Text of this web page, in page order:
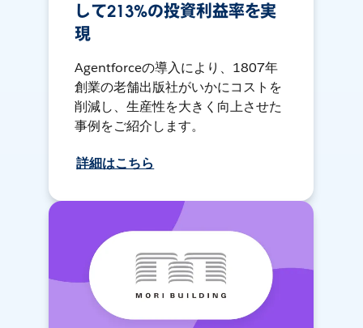
して213%の投資利益率を実
現
Agentforceの導入により、1807年
創業の老舗出版社がいかにコストを
削減し、生産性を大きく向上させた
事例をご紹介します。
詳細はこちら